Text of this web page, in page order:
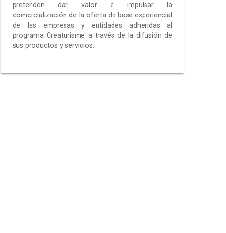
pretenden dar valor e impulsar la
comercialización de la oferta de base experiencial
de las empresas y entidades adheridas al
programa Creaturisme a través de la difusión de
sus productos y servicios.